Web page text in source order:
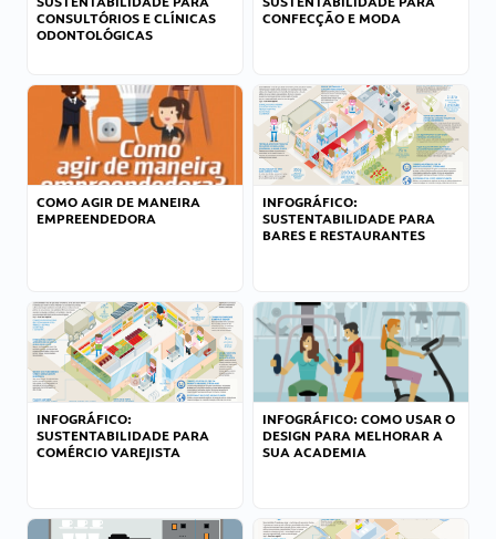
CONSULTÓRIOS E CLÍNICAS
ODONTOLÓGICAS
CONFECÇÃO E MODA
COMO AGIR DE MANEIRA
EMPREENDEDORA
INFOGRÁFICO:
SUSTENTABILIDADE PARA
BARES E RESTAURANTES
INFOGRÁFICO:
SUSTENTABILIDADE PARA
COMÉRCIO VAREJISTA
INFOGRÁFICO: COMO USAR O
DESIGN PARA MELHORAR A
SUA ACADEMIA